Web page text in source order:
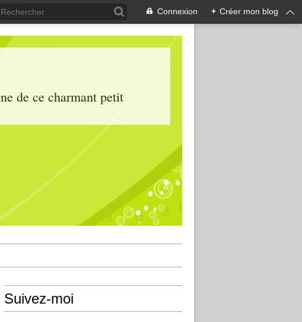
Connexion + Créer mon blog
de ce charmant petit
Suivez-moi